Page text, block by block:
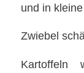
und in
Zwiebel
Kartoffeln